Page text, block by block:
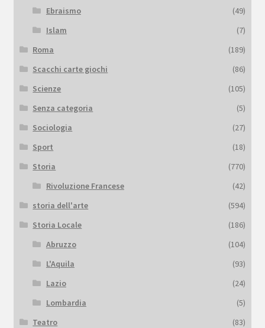
Ebraismo
(49)
Islam
(7)
Roma
(189)
Scacchi carte giochi
(86)
Scienze
(105)
Senza categoria
(5)
Sociologia
(27)
Sport
(18)
Storia
(770)
Rivoluzione Francese
(42)
storia dell'arte
(594)
Storia Locale
(186)
Abruzzo
(104)
L'Aquila
(93)
Lazio
(24)
Lombardia
(5)
Teatro
(83)